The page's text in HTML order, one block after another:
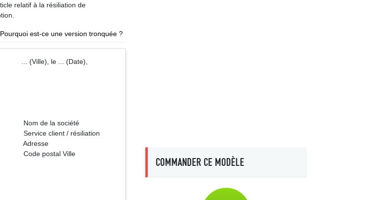
relatif à la résiliation de
Pourquoi est-ce une version tronquée ?
... (Date),
COMMANDER CE MODÈLE